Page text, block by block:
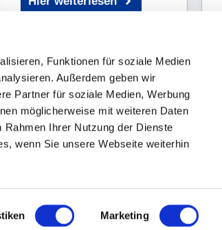
Funktionen für soziale Medien
Außerdem geben wir
Partner für soziale Medien, Werbung
möglicherweise mit weiteren Daten
Ihrer Nutzung der Dienste
wenn Sie unsere Webseite weiterhin
Marketing
Kontakt